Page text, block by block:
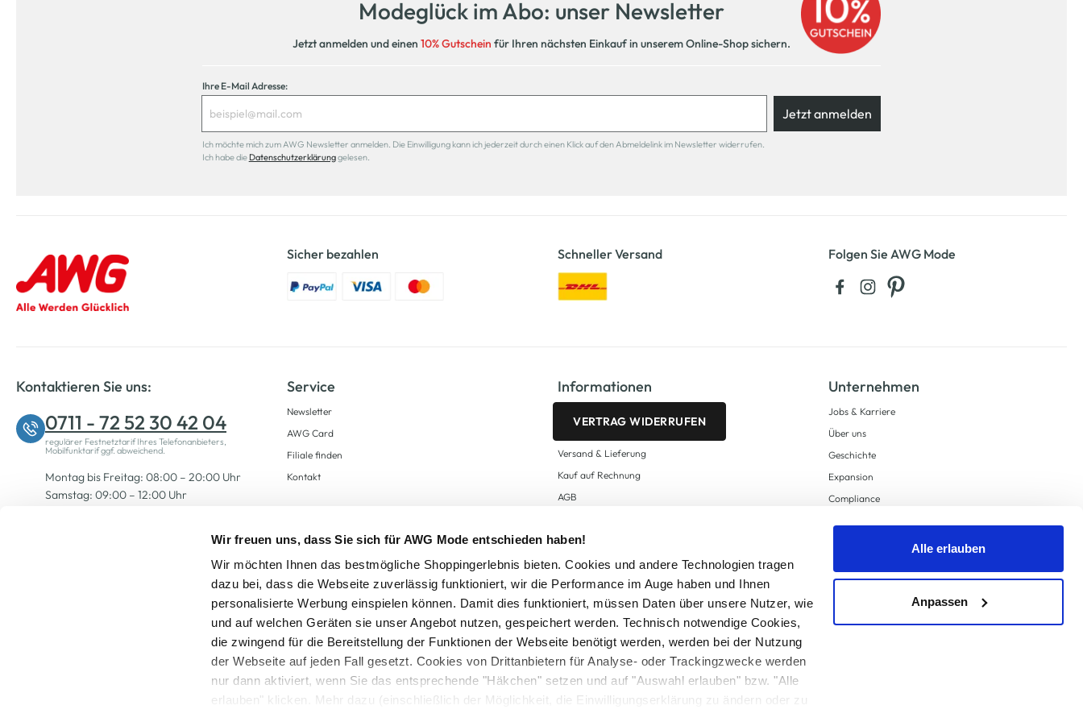
Wir freuen uns, dass Sie sich für AWG Mode entschieden haben!
Wir möchten Ihnen das bestmögliche Shoppingerlebnis bieten. Cookies und andere Technologien tragen
dazu bei, dass die Webseite zuverlässig funktioniert, wir die Performance im Auge haben und Ihnen
personalisierte Werbung einspielen können. Damit dies funktioniert, müssen Daten über unsere Nutzer, wie
und auf welchen Geräten sie unser Angebot nutzen, gespeichert werden. Technisch notwendige Cookies,
die zwingend für die Bereitstellung der Funktionen der Webseite benötigt werden, werden bei der Nutzung
der Webseite auf jeden Fall gesetzt. Cookies von Drittanbietern für Analyse- oder Trackingzwecke werden
nur dann aktiviert, wenn Sie das entsprechende "Häkchen" setzen und auf "Auswahl erlauben" bzw. "Alle
erlauben" klicken. Mehr dazu (einschließlich der Möglichkeit, die Einwilligungserklärung zu ändern oder zu
Alle erlauben
Anpassen
Modeglück im Abo: unser Newsletter
Jetzt anmelden und einen 10% Gutschein für Ihren nächsten Einkauf in unserem Online-Shop sichern.
Ihre E-Mail Adresse:
Jetzt anmelden
Ich möchte mich zum AWG Newsletter anmelden. Die Einwilligung kann ich jederzeit durch einen Klick auf den Abmeldelink im Newsletter widerrufen.
Ich habe die Datenschutzerklärunggelesen.
Sicher bezahlen Schneller Versand Folgen Sie AWG Mode
Kontaktieren Sie uns:
0711 - 72 52 30 42 04
regulärer Festnetztarif Ihres Telefonanbieters,
Mobilfunktarif ggf. abweichend.
Montag bis Freitag: 08:00 – 20:00 Uhr
Samstag: 09:00 – 12:00 Uhr
Service
Newsletter
AWG Card
Filiale finden
Kontakt
Informationen
VERTRAG WIDERRUFEN
Versand & Lieferung
Kauf auf Rechnung
AGB
Zahlungsarten
Datenschutz
AWG CARD Teilnahmebedingungen
Unternehmen
Jobs & Karriere
Über uns
Geschichte
Expansion
Compliance
Supply Chain Due Diligence
Alle Preise inkl. gesetzl. Mehrwertsteuer zzgl.